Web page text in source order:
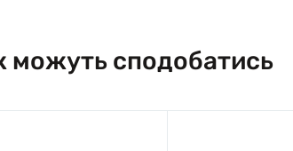
можуть сподобатись